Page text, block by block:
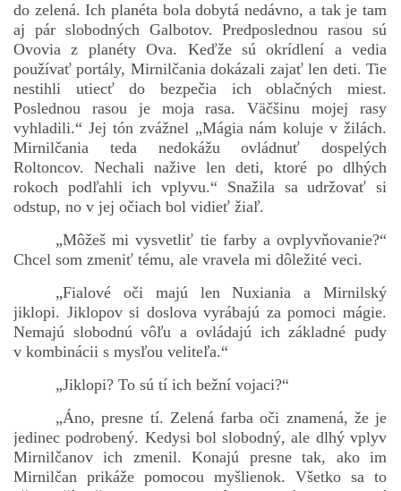
do zelená. Ich planéta bola dobytá nedávno, a tak je tam
aj pár slobodných Galbotov. Predposlednou rasou sú
Ovovia z planéty Ova. Keďže sú okrídlení a vedia
používať portály, Mirnilčania dokázali zajať len deti. Tie
nestihli utiecť do bezpečia ich oblačných miest.
Poslednou rasou je moja rasa. Väčšinu mojej rasy
vyhladili.“ Jej tón zvážnel „Mágia nám koluje v žilách.
Mirnilčania teda nedokážu ovládnuť dospelých
Roltoncov. Nechali nažive len deti, ktoré po dlhých
rokoch podľahli ich vplyvu.“ Snažila sa udržovať si
odstup, no v jej očiach bol vidieť žiaľ.
„Môžeš mi vysvetliť tie farby a ovplyvňovanie?“
Chcel som zmeniť tému, ale vravela mi dôležité veci.
„Fialové oči majú len Nuxiania a Mirnilský
jiklopi. Jiklopov si doslova vyrábajú za pomoci mágie.
Nemajú slobodnú vôľu a ovládajú ich základné pudy
v kombinácii s mysľou veliteľa.“
„Jiklopi? To sú tí ich bežní vojaci?“
„Áno, presne tí. Zelená farba oči znamená, že je
jedinec podrobený. Kedysi bol slobodný, ale dlhý vplyv
Mirnilčanov ich zmenil. Konajú presne tak, ako im
Mirnilčan prikáže pomocou myšlienok. Všetko sa to